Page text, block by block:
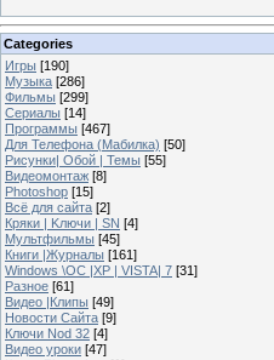
Categories
Игры [190]
Музыка [286]
Фильмы [299]
Сериалы [14]
Программы [467]
Для Телефона (Мабилка) [50]
Рисунки| Обой | Темы [55]
Видеомонтаж [8]
Photoshop [15]
Всё для сайта [2]
Кряки | Kлючи | SN [4]
Мультфильмы [45]
Книги |Журналы [161]
Windows \OC |XP | VISTA| 7 [31]
Разное [61]
Видео |Клипы [49]
Новости Сайта [9]
Ключи Nod 32 [4]
Видео уроки [47]